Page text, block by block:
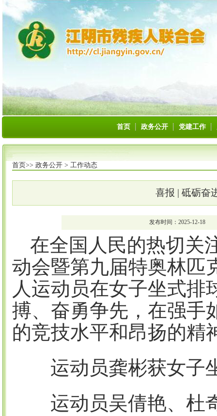
首页 政务公开 党建工作
首页>> 政务公开> 工作动态
喜报 | 砥砺奋
发布时间：2025-12-18
在全国人民的热切关
动会暨第九届特奥林匹
人运动员在女子坐式排
搏、奋勇争先，在强手
的竞技水平和昂扬的精
运动员龚彬获女子
运动员吴倩艳、 杜